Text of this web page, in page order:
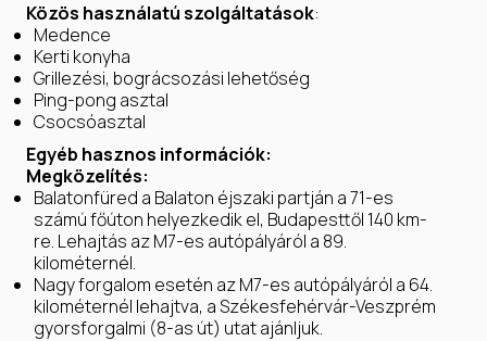
Közös használatú szolgáltatások:
Medence
Kerti konyha
Grillezési, bográcsozási lehetőség
Ping-pong asztal
Csocsóasztal
Egyéb hasznos információk:
Megközelítés:
Balatonfüred a Balaton éjszaki partján a 71-es
számú főúton helyezkedik el, Budapesttől 140 km-
re. Lehajtás az M7-es autópályáról a 89.
kilométernél.
Nagy forgalom esetén az M7-es autópályáról a 64.
kilométernél lehajtva, a Székesfehérvár-Veszprém
gyorsforgalmi (8-as út) utat ajánljuk.